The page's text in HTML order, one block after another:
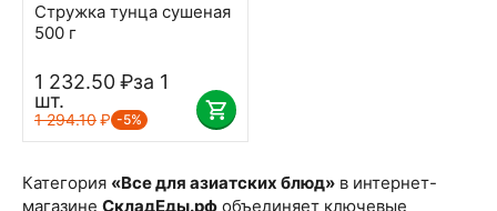
Категория «Все для азиатских блюд» в интернет-
магазине СкладЕды.рф объединяет ключевые
Стружка тунца сушеная
500 г
1 232.50 ₽за 1
шт.
1 294.10₽ -5%